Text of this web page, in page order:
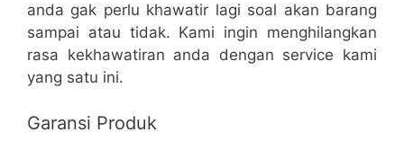
anda gak perlu khawatir lagi soal akan barang
sampai atau tidak. Kami ingin menghilangkan
rasa kekhawatiran anda dengan service kami
yang satu ini.
Garansi Produk